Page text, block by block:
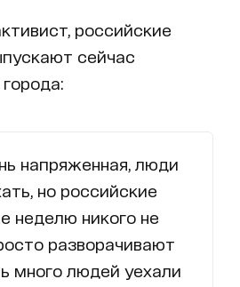
российские
сейчас
напряженная, люди
но российские
неделю никого не
разворачивают
много людей уехали